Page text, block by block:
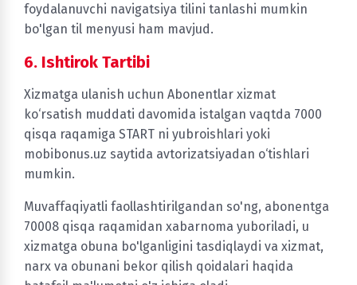
foydalanuvchi navigatsiya tilini tanlashi mumkin
bo'lgan til menyusi ham mavjud.
6. Ishtirok Tartibi
Xizmatga ulanish uchun Abonentlar xizmat
ko‘rsatish muddati davomida istalgan vaqtda 7000
qisqa raqamiga START ni yubroishlari yoki
mobibonus.uz saytida avtorizatsiyadan o‘tishlari
mumkin.
Muvaffaqiyatli faollashtirilgandan so'ng, abonentga
70008 qisqa raqamidan xabarnoma yuboriladi, u
xizmatga obuna bo'lganligini tasdiqlaydi va xizmat,
narx va obunani bekor qilish qoidalari haqida